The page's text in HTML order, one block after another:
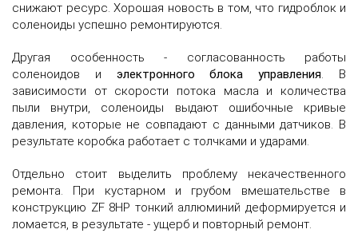
снижают ресурс. Хорошая новость в том, что гидроблок и
соленоиды успешно ремонтируются.
Другая особенность - согласованность работы
соленоидов и электронного блока управления. В
зависимости от скорости потока масла и количества
пыли внутри, соленоиды выдают ошибочные кривые
давления, которые не совпадают с данными датчиков. В
результате коробка работает с толчками и ударами.
Отдельно стоит выделить проблему некачественного
ремонта. При кустарном и грубом вмешательстве в
конструкцию ZF 8HP тонкий аллюминий деформируется и
ломается, в результате - ущерб и повторный ремонт.